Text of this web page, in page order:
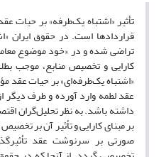
تأثیر «اشتباه یک‌طرفه» بر حیات
قراردادها است. در حقوق ایران
تراضی شده و در «خود موضوع
کارایی و تخصیص منابع، موجب
«اشتباه یک‌طرفه‌ای» بر حیات عقد
عقد لطمه وارد آورده و طرف دیگر
داشته باشد. به نظر تحلیل‌گران
بر مبنای کارایی و تأثیر آن بر
صورتی بر سرنوشت عقد